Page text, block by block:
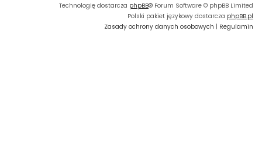
Technologię dostarcza phpBB® Forum Software © phpBB Limited
Polski pakiet językowy dostarcza phpBB.pl
Zasady ochrony danych osobowych | Regulamin